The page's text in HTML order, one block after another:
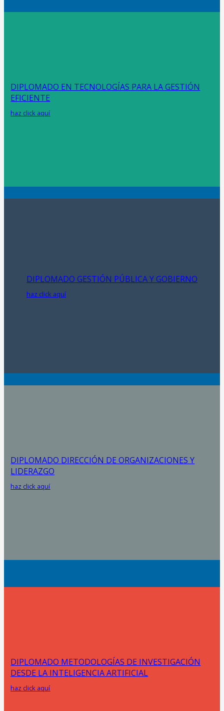
DIPLOMADO EN TECNOLOGÍAS PARA LA GESTIÓN
EFICIENTE
haz click aquí
DIPLOMADO GESTIÓN PÚBLICA Y GOBIERNO
haz click aquí
DIPLOMADO DIRECCIÓN DE ORGANIZACIONES Y
LIDERAZGO
haz click aquí
DIPLOMADO METODOLOGÍAS DE INVESTIGACIÓN
DESDE LA INTELIGENCIA ARTIFICIAL
haz click aquí